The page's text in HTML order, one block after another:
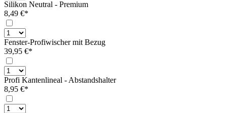
Silikon Neutral - Premium
8,49 €*
Fenster-Profiwischer mit Bezug
39,95 €*
Profi Kantenlineal - Abstandshalter
8,95 €*